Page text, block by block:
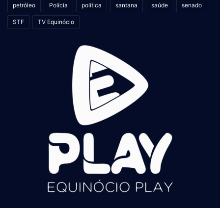
petróleo Polícia política santana saúde senado
STF TV Equinócio